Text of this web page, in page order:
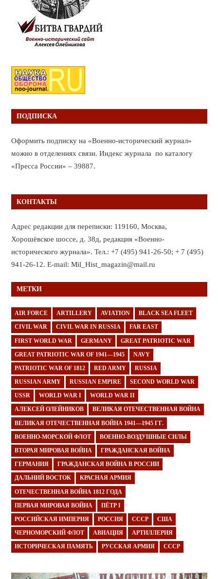
ПОДПИСКА
Оформить подписку на «Военно-исторический журнал»
можно в отделениях связи. Индекс журнала по каталогу
«Пресса России» – 39887.
КОНТАКТЫ
Адрес редакции для переписки: 119160, Москва,
Хорошёвское шоссе, д. 38д, редакция «Военно-
исторического журнала». Тел.: +7 (495) 941-26-50; + 7 (495)
941-26-12. E-mail: Mil_Hist_magazin@mail.ru
МЕТКИ
AIR FORCE ARTILLERY AVIATION BLACK SEA FLEET
CIVIL WAR CIVIL WAR IN RUSSIA FAR EAST
FIRST WORLD WAR GERMANY GREAT PATRIOTIC WAR
GREAT PATRIOTIC WAR OF 1941—1945 NAVY
PATRIOTIC WAR OF 1812 RED ARMY RUSSIA
RUSSIAN ARMY RUSSIAN EMPIRE SECOND WORLD WAR
USSR WORLD WAR I WORLD WAR II
АЛЕКСЕЙ ОЛЕЙНИКОВ ВЕЛИКАЯ ОТЕЧЕСТВЕННАЯ ВОЙНА
ВЕЛИКАЯ ОТЕЧЕСТВЕННАЯ ВОЙНА 1941—1945 ГГ.
ВОЕННО-МОРСКОЙ ФЛОТ ВОЕННО-ВОЗДУШНЫЕ СИЛЫ
ВТОРАЯ МИРОВАЯ ВОЙНА ГРАЖДАНСКАЯ ВОЙНА
ГЕРМАНИЯ ГРАЖДАНСКАЯ ВОЙНА В РОССИИ
ДАЛЬНИЙ ВОСТОК КРАСНАЯ АРМИЯ
ОТЕЧЕСТВЕННАЯ ВОЙНА 1812 ГОДА
ПЕРВАЯ МИРОВАЯ ВОЙНА ПЁТР I
РОССИЙСКАЯ ИМПЕРИЯ РОССИЯ СССР США
ЧЕРНОМОРСКИЙ ФЛОТ АВИАЦИЯ АРТИЛЛЕРИЯ
ИСТОРИЧЕСКАЯ ПАМЯТЬ РУССКАЯ АРМИЯ СССР